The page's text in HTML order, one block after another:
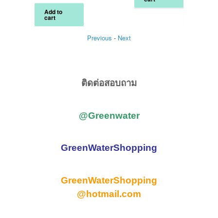
790.00฿.
is:
520.00฿.
Add to
cart
Previous - Next
ติดต่อสอบถาม
@Greenwater
GreenWaterShopping
GreenWaterShopping
@hotmail.com